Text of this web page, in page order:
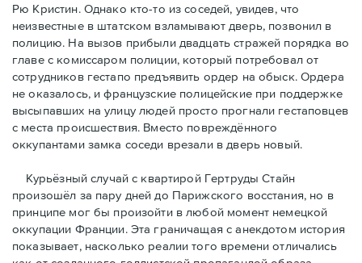
Рю Кристин. Однако кто-то из соседей, увидев, что
неизвестные в штатском взламывают дверь, позвонил в
полицию. На вызов прибыли двадцать стражей порядка во
главе с комиссаром полиции, который потребовал от
сотрудников гестапо предъявить ордер на обыск. Ордера
не оказалось, и французские полицейские при поддержке
высыпавших на улицу людей просто прогнали гестаповцев
с места происшествия. Вместо повреждённого
оккупантами замка соседи врезали в дверь новый.
Курьёзный случай с квартирой Гертруды Стайн
произошёл за пару дней до Парижского восстания, но в
принципe мог бы произойти в любой момент немецкой
оккупации Франции. Эта граничащая с анекдотом история
показывает, насколько реалии того времени отличались